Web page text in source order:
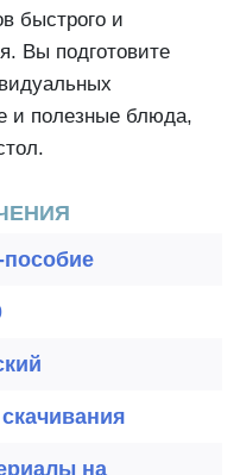
быстрого и
Вы подготовите
и полезные блюда,
пособие
на